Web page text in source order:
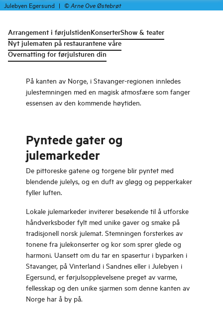
Julebyen Egersund | ©Arne Ove Østebrøt
Arrangement i førjulstidenKonserterShow & teater
Nyt julematen på restaurantene våre
Overnatting for førjulsturen din
På kanten av Norge, i Stavanger-regionen innledes
julestemningen med en magisk atmosfære som fanger
essensen av den kommende høytiden.
Pyntede gater og
julemarkeder
De pittoreske gatene og torgene blir pyntet med
blendende julelys, og en duft av gløgg og pepperkaker
fyller luften.
Lokale julemarkeder inviterer besøkende til å utforske
håndverksboder fylt med unike gaver og smake på
tradisjonell norsk julemat. Stemningen forsterkes av
tonene fra julekonserter og kor som sprer glede og
harmoni. Uansett om du tar en spasertur i byparken i
Stavanger, på Vinterland i Sandnes eller i Julebyen i
Egersund, er førjulsopplevelsene preget av varme,
fellesskap og den unike sjarmen som denne kanten av
Norge har å by på.